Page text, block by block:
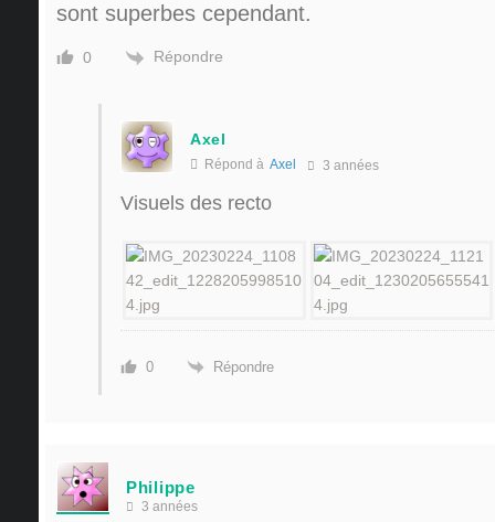
sont superbes cependant.
0 Répondre
Axel
Répond à Axel 3 années
Visuels des recto
0 Répondre
Philippe
3 années